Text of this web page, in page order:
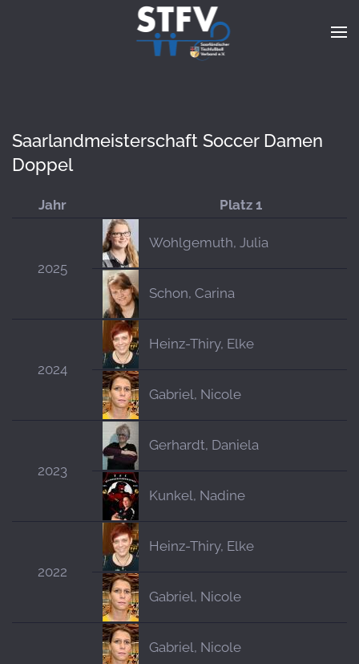
Zum Hauptinhalt springen
Saarlandmeisterschaft Soccer Damen
Doppel
Jahr Platz 1
2025
Wohlgemuth, Julia
Schon, Carina
2024
Heinz-Thiry, Elke
Gabriel, Nicole
2023
Gerhardt, Daniela
Kunkel, Nadine
2022
Heinz-Thiry, Elke
Gabriel, Nicole
Gabriel, Nicole